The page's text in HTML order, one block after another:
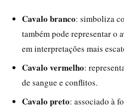
Cavalo branco: simboliza
também pode representar o
em interpretações mais
Cavalo vermelho:
de sangue e conflitos.
Cavalo preto: associado à